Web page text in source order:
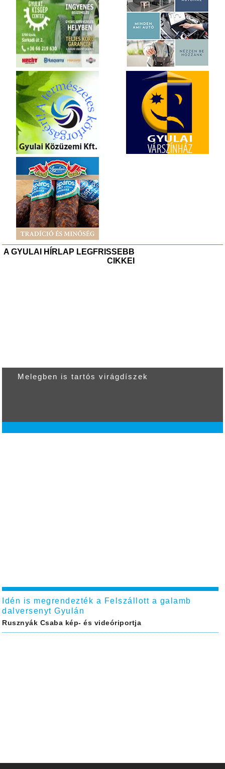
A GYULAI HÍRLAP LEGFRISSEBB
CIKKEI
Melegben is tartós virágdíszek
Idén is megrendezték a Felszállott a galamb
dalversenyt Gyulán
Rusznyák Csaba kép- és videóriportja